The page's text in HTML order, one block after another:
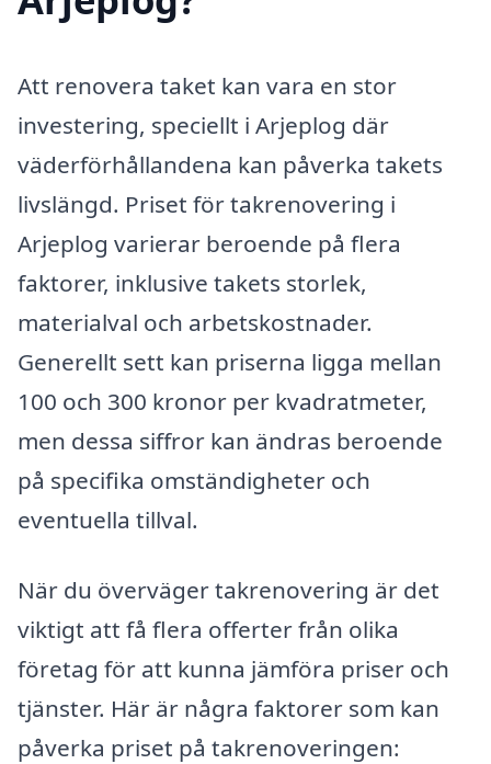
Att renovera taket kan vara en stor
investering, speciellt i Arjeplog där
väderförhållandena kan påverka takets
livslängd. Priset för takrenovering i
Arjeplog varierar beroende på flera
faktorer, inklusive takets storlek,
materialval och arbetskostnader.
Generellt sett kan priserna ligga mellan
100 och 300 kronor per kvadratmeter,
men dessa siffror kan ändras beroende
på specifika omständigheter och
eventuella tillval.
När du överväger takrenovering är det
viktigt att få flera offerter från olika
företag för att kunna jämföra priser och
tjänster. Här är några faktorer som kan
påverka priset på takrenoveringen: